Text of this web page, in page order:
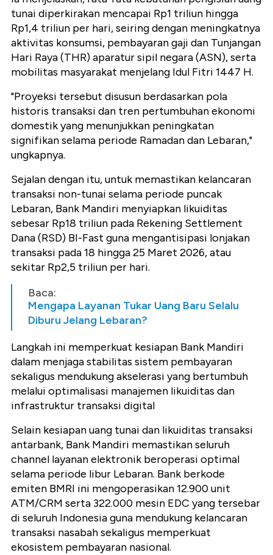
tunai diperkirakan mencapai Rp1 triliun hingga
Rp1,4 triliun per hari, seiring dengan meningkatnya
aktivitas konsumsi, pembayaran gaji dan Tunjangan
Hari Raya (THR) aparatur sipil negara (ASN), serta
mobilitas masyarakat menjelang Idul Fitri 1447 H.
"Proyeksi tersebut disusun berdasarkan pola
historis transaksi dan tren pertumbuhan ekonomi
domestik yang menunjukkan peningkatan
signifikan selama periode Ramadan dan Lebaran,"
ungkapnya.
Sejalan dengan itu, untuk memastikan kelancaran
transaksi non-tunai selama periode puncak
Lebaran, Bank Mandiri menyiapkan likuiditas
sebesar Rp18 triliun pada Rekening Settlement
Dana (RSD) BI-Fast guna mengantisipasi lonjakan
transaksi pada 18 hingga 25 Maret 2026, atau
sekitar Rp2,5 triliun per hari.
Baca:
Mengapa Layanan Tukar Uang Baru Selalu
Diburu Jelang Lebaran?
Langkah ini memperkuat kesiapan Bank Mandiri
dalam menjaga stabilitas sistem pembayaran
sekaligus mendukung akselerasi yang bertumbuh
melalui optimalisasi manajemen likuiditas dan
infrastruktur transaksi digital
Selain kesiapan uang tunai dan likuiditas transaksi
antarbank, Bank Mandiri memastikan seluruh
channel layanan elektronik beroperasi optimal
selama periode libur Lebaran. Bank berkode
emiten BMRI ini mengoperasikan 12.900 unit
ATM/CRM serta 322.000 mesin EDC yang tersebar
di seluruh Indonesia guna mendukung kelancaran
transaksi nasabah sekaligus memperkuat
ekosistem pembayaran nasional.